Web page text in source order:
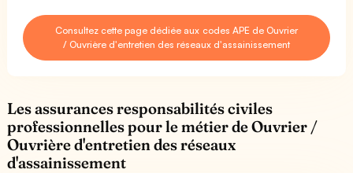
Consultez cette page dédiée aux codes APE de Ouvrier
/ Ouvrière d'entretien des réseaux d'assainissement
Les assurances responsabilités civiles
professionnelles pour le métier de Ouvrier /
Ouvrière d'entretien des réseaux
d'assainissement